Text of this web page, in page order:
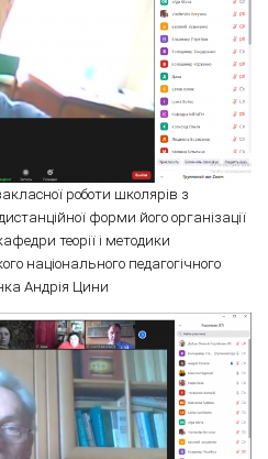
роботи школярів з
форми його організації
теорії і методики
національного педагогічного
Андрія Цини